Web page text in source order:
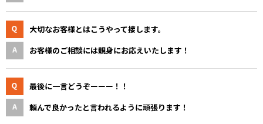
大切なお客様とはこうやって接します。
お客様のご相談には親身にお応えいたします！
最後に一言どうぞーーー！！
頼んで良かったと言われるように頑張ります！